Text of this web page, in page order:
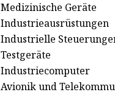
Medizinische Geräte
Industrieausrüstungen
Industrielle
Testgeräte
Industriecomputer
Avionik und